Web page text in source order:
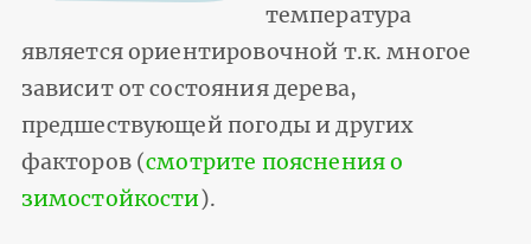
температура
является ориентировочной т.к. многое
зависит от состояния дерева,
предшествующей погоды и других
факторов (смотрите пояснения о
зимостойкости).